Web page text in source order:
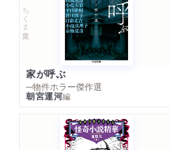
ちくま文庫
家が呼ぶ
─物件ホラー傑作選
朝宮運河編